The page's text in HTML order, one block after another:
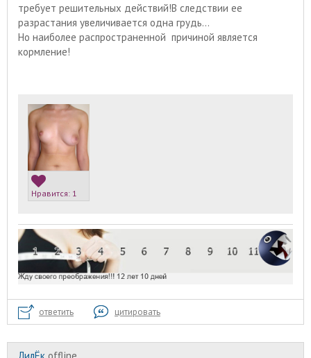
требует решительных действий!В следствии ее
разрастания увеличивается одна грудь...
Но наиболее распространенной причиной является
кормление!
Нравится: 1
ответить цитировать